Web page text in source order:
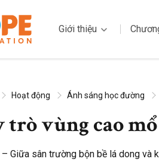
Giới thiệu
Hoạt động Ánh sáng học đường
trò vùng cao
Giữa sân trường bộn bề lá dong và